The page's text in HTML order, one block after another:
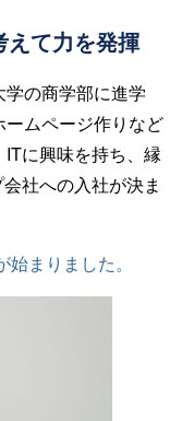
えて力を発揮
の商学部に進学
ムページ作りなど
に興味を持ち、縁
社への入社が決ま
まりました。